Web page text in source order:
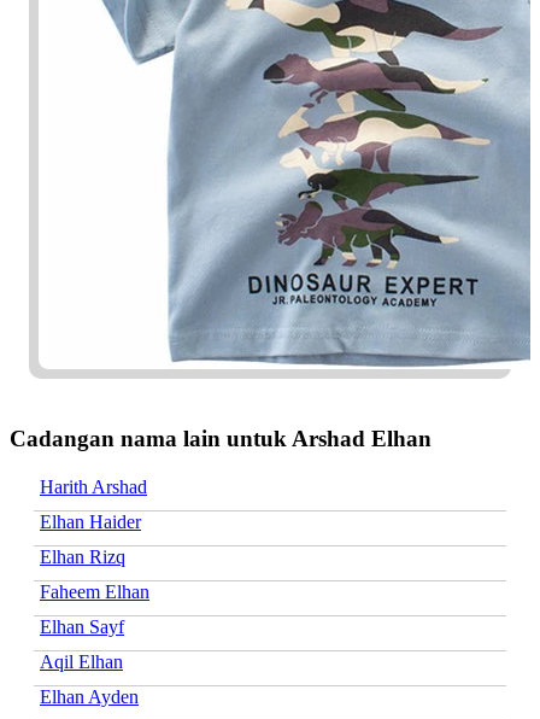
Cadangan nama lain untuk Arshad Elhan
Harith Arshad
Elhan Haider
Elhan Rizq
Faheem Elhan
Elhan Sayf
Aqil Elhan
Elhan Ayden